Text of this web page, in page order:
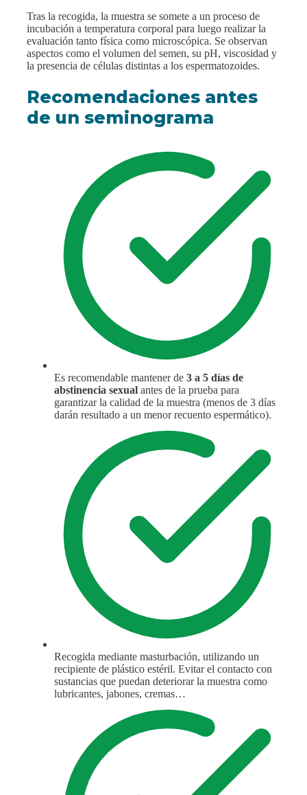
Tras la recogida, la muestra se somete a un proceso de
incubación a temperatura corporal para luego realizar la
evaluación tanto física como microscópica. Se observan
aspectos como el volumen del semen, su pH, viscosidad y
la presencia de células distintas a los espermatozoides.
Recomendaciones antes
de un seminograma
Es recomendable mantener de 3 a 5 días de
abstinencia sexual antes de la prueba para
garantizar la calidad de la muestra (menos de 3 días
darán resultado a un menor recuento espermático).
Recogida mediante masturbación, utilizando un
recipiente de plástico estéril. Evitar el contacto con
sustancias que puedan deteriorar la muestra como
lubricantes, jabones, cremas…